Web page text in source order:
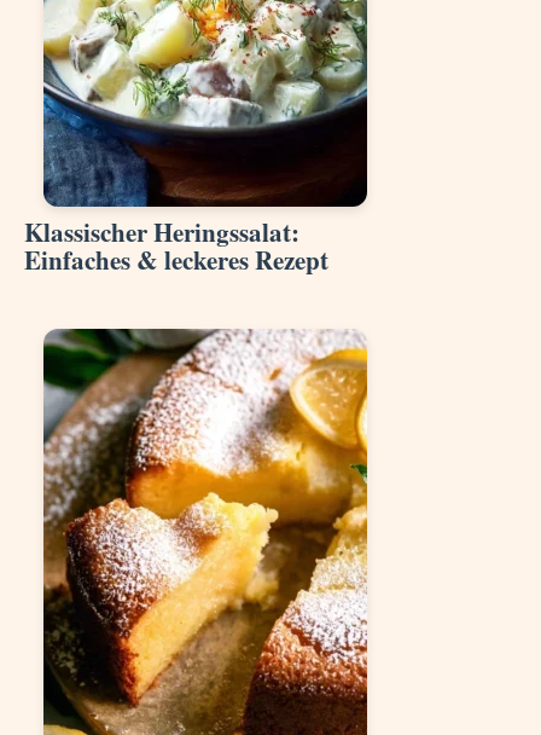
Klassischer Heringssalat:
Einfaches & leckeres Rezept